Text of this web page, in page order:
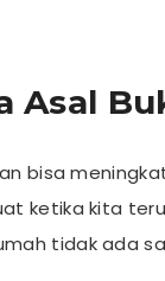
Asal
bisa
ketika kita
tidak ada